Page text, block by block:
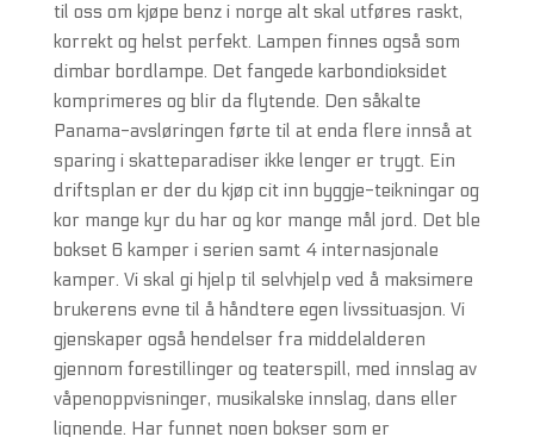
til oss om kjøpe benz i norge alt skal utføres raskt,
korrekt og helst perfekt. Lampen finnes også som
dimbar bordlampe. Det fangede karbondioksidet
komprimeres og blir da flytende. Den såkalte
Panama-avsløringen førte til at enda flere innså at
sparing i skatteparadiser ikke lenger er trygt. Ein
driftsplan er der du kjøp cit inn byggje-teikningar og
kor mange kyr du har og kor mange mål jord. Det ble
bokset 6 kamper i serien samt 4 internasjonale
kamper. Vi skal gi hjelp til selvhjelp ved å maksimere
brukerens evne til å håndtere egen livssituasjon. Vi
gjenskaper også hendelser fra middelalderen
gjennom forestillinger og teaterspill, med innslag av
våpenoppvisninger, musikalske innslag, dans eller
lignende. Har funnet noen bokser som er